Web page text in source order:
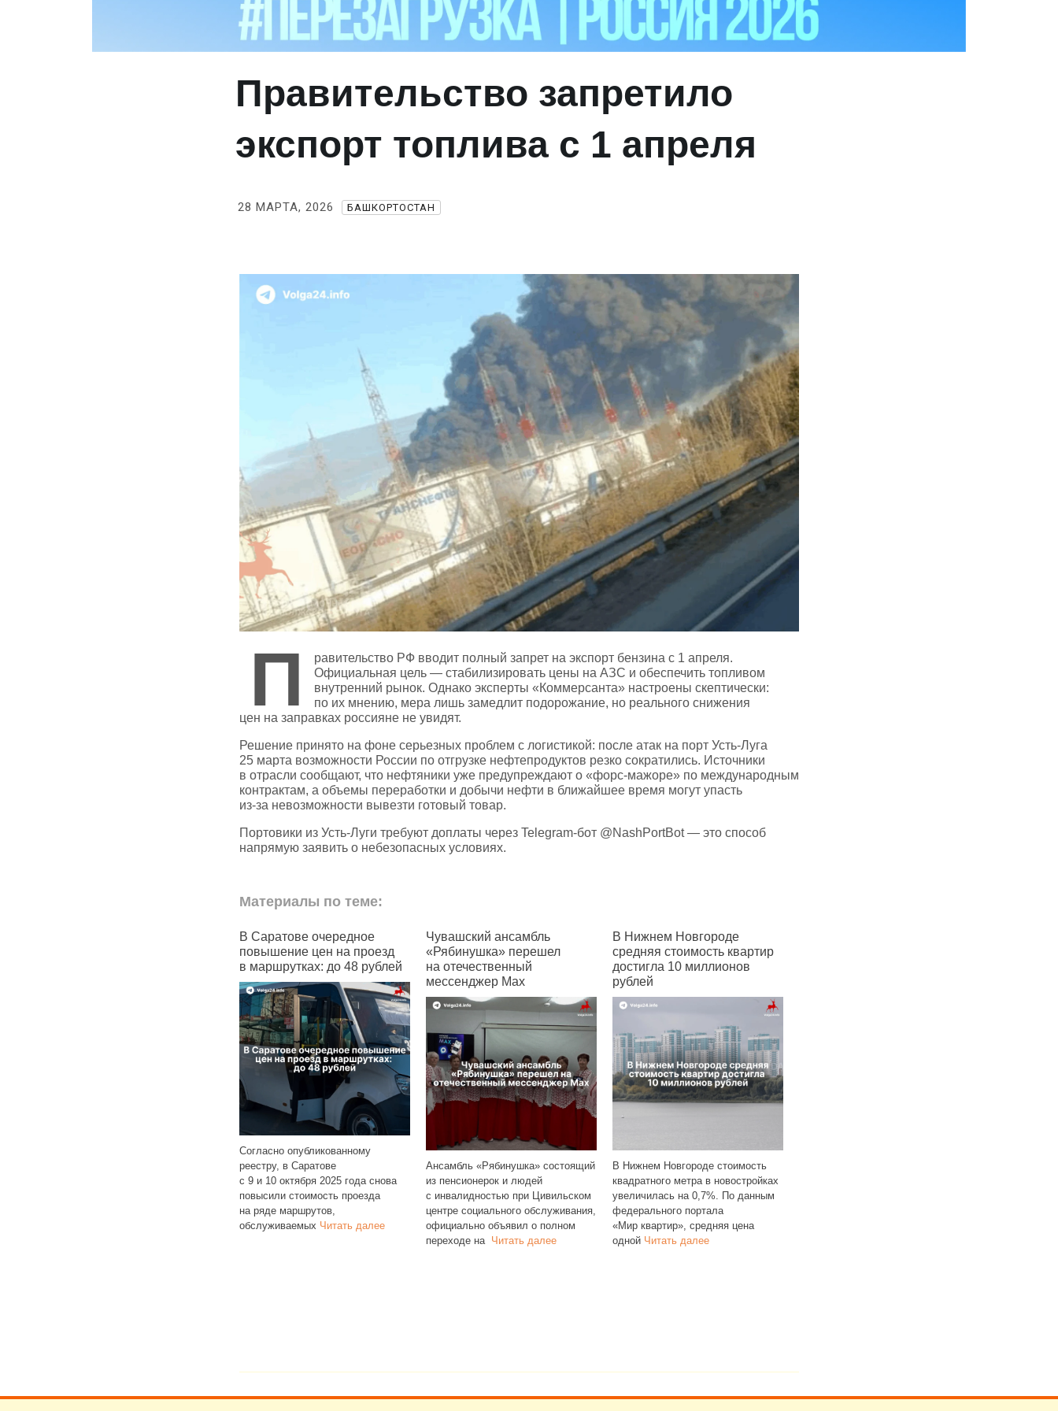
Правительство запретило
экспорт топлива с 1 апреля
28 МАРТА, 2026 БАШКОРТОСТАН
П
равительство РФ вводит полный запрет на экспорт бензина с 1 апреля.
Официальная цель — стабилизировать цены на АЗС и обеспечить топливом
внутренний рынок. Однако эксперты «Коммерсанта» настроены скептически:
по их мнению, мера лишь замедлит подорожание, но реального снижения
цен на заправках россияне не увидят.
Решение принято на фоне серьезных проблем с логистикой: после атак на порт Усть‑Луга
25 марта возможности России по отгрузке нефтепродуктов резко сократились. Источники
в отрасли сообщают, что нефтяники уже предупреждают о «форс‑мажоре» по международным
контрактам, а объемы переработки и добычи нефти в ближайшее время могут упасть
из‑за невозможности вывезти готовый товар.
Портовики из Усть‑Луги требуют доплаты через Telegram‑бот @NashPortBot — это способ
напрямую заявить о небезопасных условиях.
Материалы по теме:
В Саратове очередное
повышение цен на проезд
в маршрутках: до 48 рублей
Согласно опубликованному
с 9 и 10 октября 2025 года снова
повысили стоимость проезда
Читать далее
Чувашский ансамбль
«Рябинушка» перешел
на отечественный
мессенджер Max
Ансамбль «Рябинушка» состоящий
из пенсионерок и людей
с инвалидностью при Цивильском
центре социального обслуживания,
официально объявил о полном
Читать далее
В Нижнем Новгороде
средняя стоимость квартир
достигла 10 миллионов
рублей
В Нижнем Новгороде стоимость
квадратного метра в новостройках
увеличилась на 0,7%. По данным
федерального портала
«Мир квартир», средняя цена
однойЧитать далее
В Чувашии почти половина
семей с детьми не могут
позволить себе арендовать
Чувашия заняла 29 место
в общероссийском рейтинге
регионов по доступности съемного
жилья. Согласно исследованию
РИА Рейтинг, в республике 46%
семей